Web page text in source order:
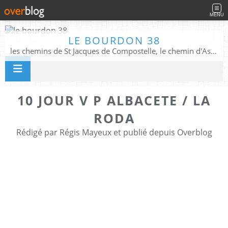
MENU
LE BOURDON 38
les chemins de St Jacques de Compostelle, le chemin d'Assise, La Voie Francigena, et autres chemins ........
10 JOUR V P ALBACETE / LA
RODA
Rédigé par Régis Mayeux et publié depuis Overblog